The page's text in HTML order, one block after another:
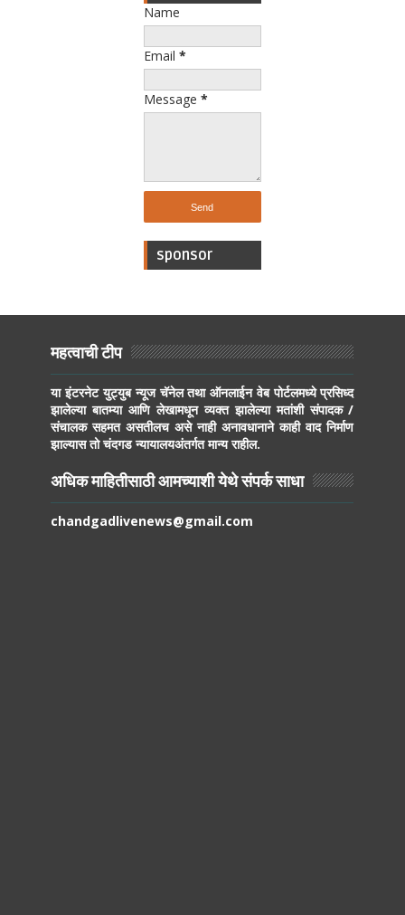
Name
Email *
Message *
sponsor
महत्वाची टीप
या इंटरनेट युट्युब न्यूज चॅनेल तथा ऑनलाईन वेब पोर्टलमध्ये प्रसिध्द
झालेल्या बातम्या आणि लेखामधून व्यक्त झालेल्या मतांशी संपादक /
संचालक सहमत असतीलच असे नाही अनावधानाने काही वाद निर्माण
झाल्यास तो चंदगड न्यायालयअंतर्गत मान्य राहील.
अधिक माहितीसाठी आमच्याशी येथे संपर्क साधा
chandgadlivenews@gmail.com